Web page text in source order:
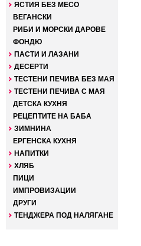
ЯСТИЯ БЕЗ МЕСО
ВЕГАНСКИ
РИБИ И МОРСКИ ДАРОВЕ
ФОНДЮ
ПАСТИ И ЛАЗАНИ
ДЕСЕРТИ
ТЕСТЕНИ ПЕЧИВА БЕЗ МАЯ
ТЕСТЕНИ ПЕЧИВА С МАЯ
ДЕТСКА КУХНЯ
РЕЦЕПТИТЕ НА БАБА
ЗИМНИНА
ЕРГЕНСКА КУХНЯ
НАПИТКИ
ХЛЯБ
ПИЦИ
ИМПРОВИЗАЦИИ
ДРУГИ
ТЕНДЖЕРА ПОД НАЛЯГАНЕ